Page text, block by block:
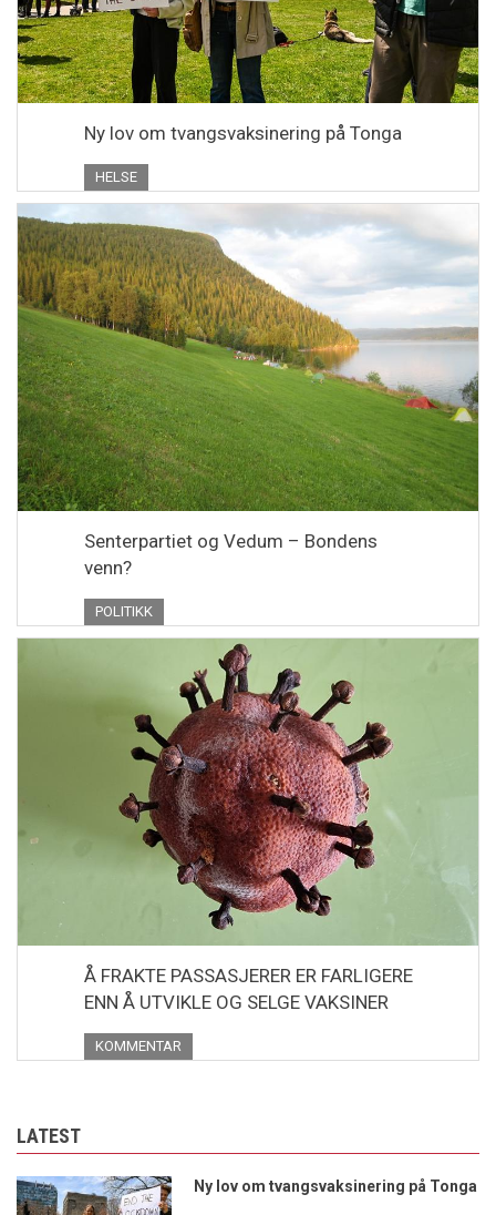
Ny lov om tvangsvaksinering på Tonga
HELSE
Senterpartiet og Vedum – Bondens
venn?
POLITIKK
Å FRAKTE PASSASJERER ER FARLIGERE
ENN Å UTVIKLE OG SELGE VAKSINER
KOMMENTAR
LATEST
Ny lov om tvangsvaksinering på Tonga